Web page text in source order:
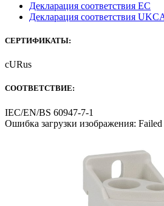
Декларация соответствия ЕС
Декларация соответствия
СЕРТИФИКАТЫ:
cURus
СООТВЕТСТВИЕ:
IEC/EN/BS 60947-7-1
Ошибка загрузки изображения: Failed